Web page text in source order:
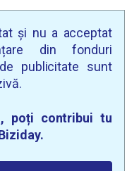
și nu a acceptat
din fonduri
publicitate sunt
poți contribui tu